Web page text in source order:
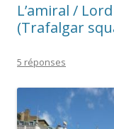
L’amiral /
(Trafalgar
5 réponses